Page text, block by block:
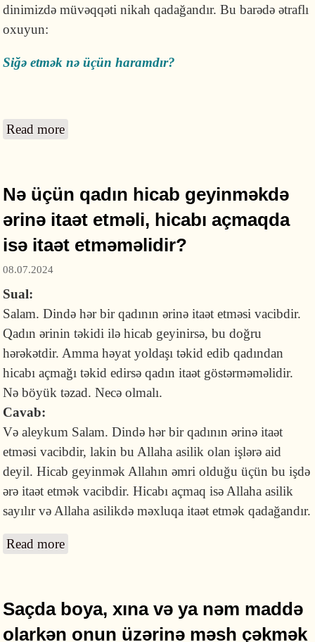
dinimizdə müvəqqəti nikah qadağandır. Bu barədə ətraflı
oxuyun:
Siğə etmək nə üçün haramdır?
Read more
Nə üçün qadın hicab geyinməkdə
ərinə itaət etməli, hicabı açmaqda
isə itaət etməməlidir?
08.07.2024
Sual:
Salam. Dində hər bir qadının ərinə itaət etməsi vacibdir.
Qadın ərinin təkidi ilə hicab geyinirsə, bu doğru
hərəkətdir. Amma həyat yoldaşı təkid edib qadından
hicabı açmağı təkid edirsə qadın itaət göstərməməlidir.
Nə böyük təzad. Necə olmalı.
Cavab:
Və aleykum Salam. Dində hər bir qadının ərinə itaət
etməsi vacibdir, lakin bu Allaha asilik olan işlərə aid
deyil. Hicab geyinmək Allahın əmri olduğu üçün bu işdə
ərə itaət etmək vacibdir. Hicabı açmaq isə Allaha asilik
sayılır və Allaha asilikdə məxluqa itaət etmək qadağandır.
Read more
Saçda boya, xına və ya nəm maddə
olarkən onun üzərinə məsh çəkmək